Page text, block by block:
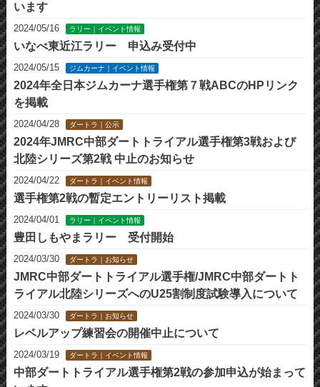
います
2024/05/16 ラリー｜イベント情報
いなべ東近江ラリー 申込み受付中
2024/05/15 ジムカーナ｜イベント情報
2024年全日本ジムカーナ選手権第７戦ABCのHPリンク
を掲載
2024/04/28 ダートラ｜公示
2024年JMRC中部ダートトライアル選手権第3戦および
北陸シリーズ第2戦 中止のお知らせ
2024/04/22 ダートラ｜イベント情報
選手権第2戦の暫定エントリーリスト掲載
2024/04/01 ラリー｜イベント情報
豊田しもやまラリー 受付開始
2024/03/30 ダートラ｜お知らせ
JMRC中部ダートトライアル選手権/JMRC中部ダートト
ライアル北陸シリーズへのU25割制度試験導入について
2024/03/30 ダートラ｜お知らせ
レベルアップ練習会の開催中止について
2024/03/19 ダートラ｜イベント情報
中部ダートトライアル選手権第2戦の参加申込が始まって